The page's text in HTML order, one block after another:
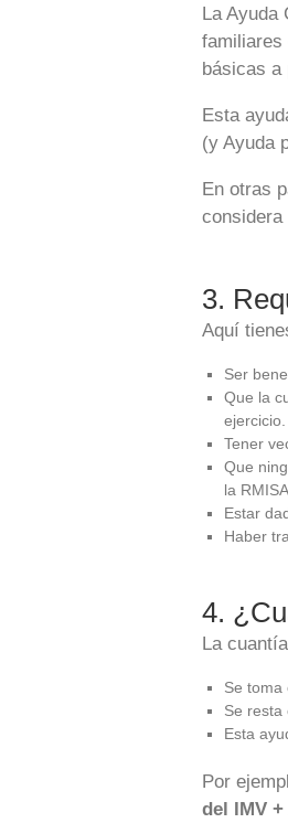
La Ayuda
familiares
básicas a
Esta
(y Ayuda
En otras
considera
3.
Aquí
Ser
Que la
ejercicio.
Tener
Que
la
Estar
Haber
4.
La
Se toma
Se resta
Esta
Por
del IMV